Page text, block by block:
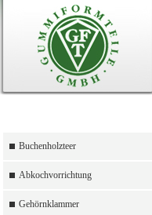
Buchenholzteer
Abkochvorrichtung
Gehörnklammer